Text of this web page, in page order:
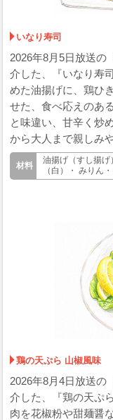
いなり寿司
2026年8月5日放送の
介した、『いなり寿
めた油揚げに、鶏ひ
せた、食べ応えのあ
と味違い、甘辛く炒
から大人まで親しみ
油揚げ（すし揚げ
（白）・ みりん
鶏の天ぷら 山椒風味
2026年8月4日放送の
介した、『鶏の天ぷ
肉を花椒粉や甜麺醤